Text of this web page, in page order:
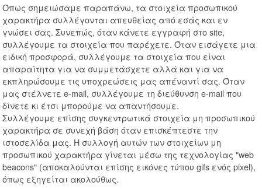
Όπως σημειώσαμε παραπάνω, τα στοιχεία προσωπικού
χαρακτήρα συλλέγονται απευθείας από εσάς και εν
γνώσει σας. Συνεπώς, όταν κάνετε εγγραφή στο site,
συλλέγουμε τα στοιχεία που παρέχετε. Όταν εισάγετε μια
ειδική προσφορά, συλλέγουμε τα στοιχεία που είναι
απαραίτητα για να συμμετάσχετε αλλά και για να
εκπληρώσουμε τις υποχρεώσεις μας απέναντί σας. Όταν
μας στέλνετε e-mail, συλλέγουμε τη διεύθυνση e-mail που
δίνετε κι έτσι μπορούμε να απαντήσουμε.
Συλλέγουμε επίσης συγκεντρωτικά στοιχεία μη προσωπικού
χαρακτήρα σε συνεχή βάση όταν επισκέπτεστε την
ιστοσελίδα μας. Η συλλογή αυτών των στοιχείων μη
προσωπικού χαρακτήρα γίνεται μέσω της τεχνολογίας "web
beacons" (αποκαλούνται επίσης εικόνες τύπου gifs ενός pixel),
όπως εξηγείται ακολούθως.